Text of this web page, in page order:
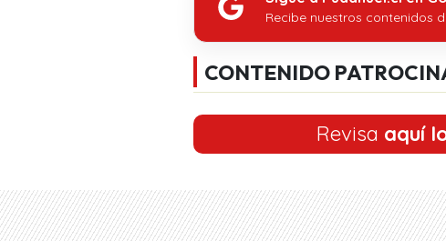
Recibe nuestros contenidos
CONTENIDO
Revisa aquí